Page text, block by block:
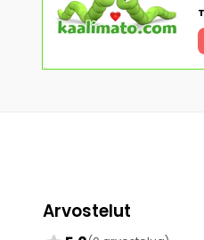
Arvostelut